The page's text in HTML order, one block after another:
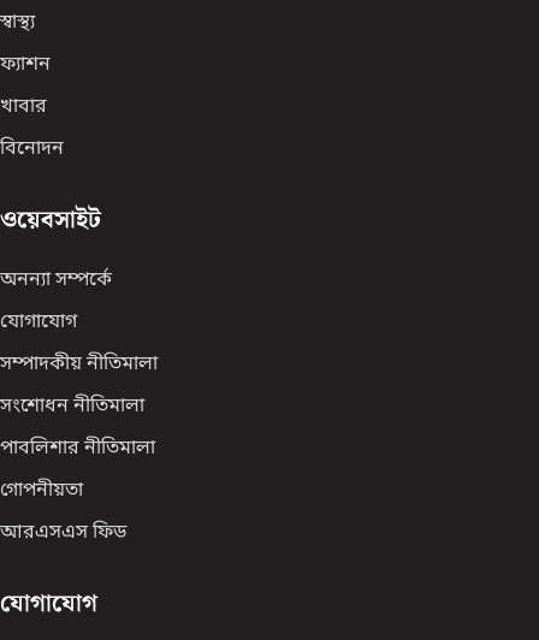
স্বাস্থ্য
ফ্যাশন
খাবার
বিনোদন
ওয়েবসাইট
অনন্যা সম্পর্কে
যোগাযোগ
সম্পাদকীয় নীতিমালা
সংশোধন নীতিমালা
পাবলিশার নীতিমালা
গোপনীয়তা
আরএসএস ফিড
যোগাযোগ